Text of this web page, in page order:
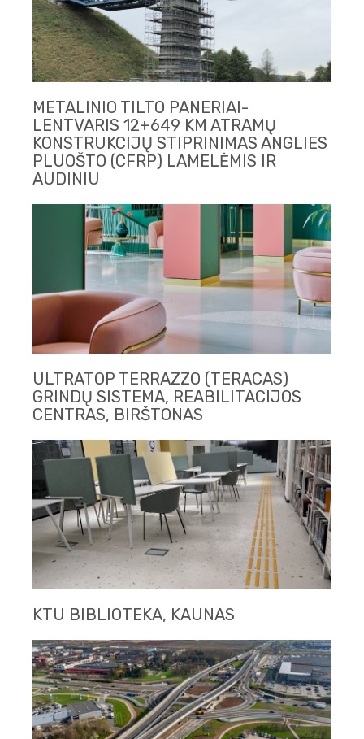
METALINIO TILTO PANERIAI-
LENTVARIS 12+649 KM ATRAMŲ
KONSTRUKCIJŲ STIPRINIMAS ANGLIES
PLUOŠTO (CFRP) LAMELĖMIS IR
AUDINIU
ULTRATOP TERRAZZO (TERACAS)
GRINDŲ SISTEMA, REABILITACIJOS
CENTRAS, BIRŠTONAS
KTU BIBLIOTEKA, KAUNAS